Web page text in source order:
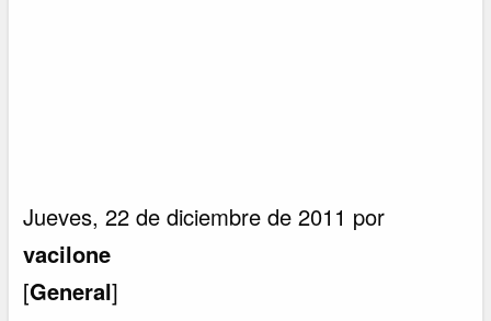
Jueves, 22 de diciembre de 2011 por
vacilone
[General]